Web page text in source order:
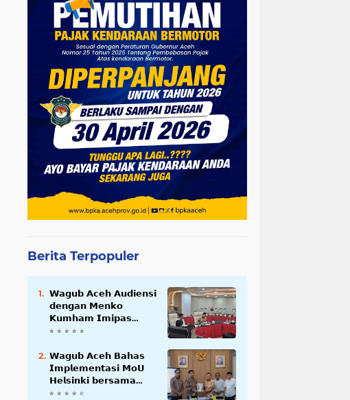
Berita Terpopuler
𝗪𝗮𝗴𝘂𝗯 𝗔𝗰𝗲𝗵 𝗔𝘂𝗱𝗶𝗲𝗻𝘀𝗶
𝗱𝗲𝗻𝗴𝗮𝗻 𝗠𝗲𝗻𝗸𝗼
𝗞𝘂𝗺𝗵𝗮𝗺 𝗜𝗺𝗶𝗽𝗮𝘀
𝗧𝗲𝗿𝗸𝗮𝗶𝘁 𝗦𝘁𝗮𝘁𝘂𝘀 𝗪𝗮𝗸𝗮𝗳
𝗪𝗮𝗴𝘂𝗯 𝗔𝗰𝗲𝗵 𝗕𝗮𝗵𝗮𝘀
𝗜𝗺𝗽𝗹𝗲𝗺𝗲𝗻𝘁𝗮𝘀𝗶 𝗠𝗼𝗨
𝗛𝗲𝗹𝘀𝗶𝗻𝗸𝗶 𝗯𝗲𝗿𝘀𝗮𝗺𝗮
𝗦𝗲𝗸𝗿𝗲𝘁𝗮𝗿𝗶𝗮𝘁 𝗡𝗲𝗴𝗮𝗿𝗮